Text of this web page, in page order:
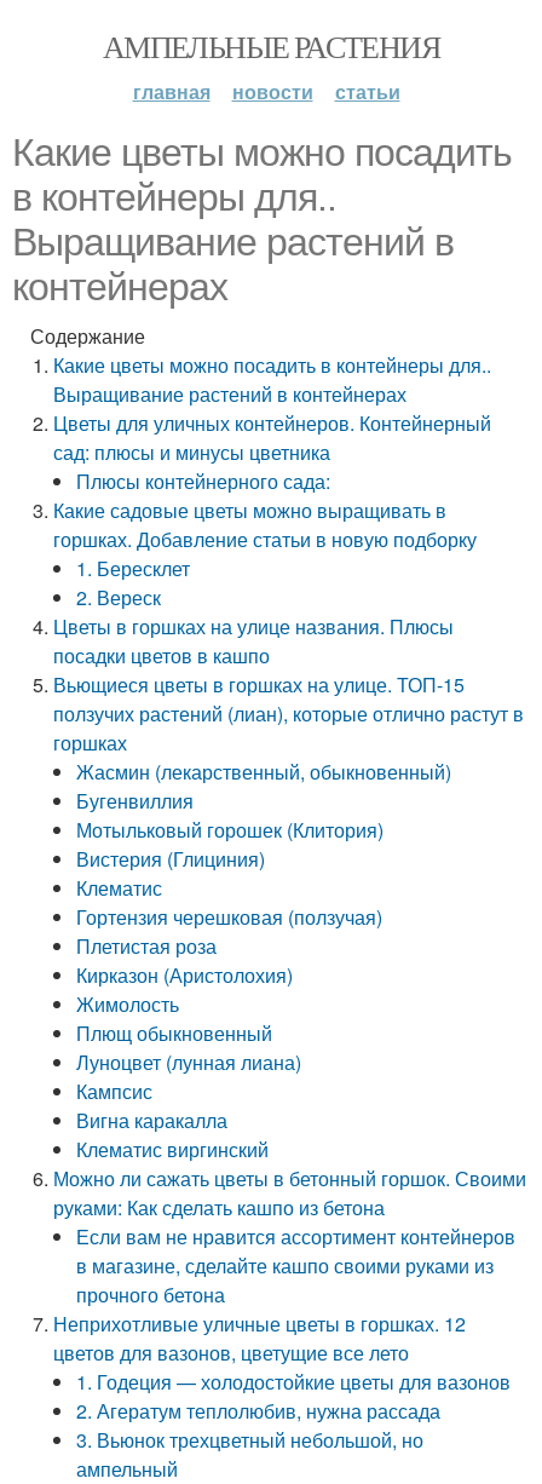
АМПЕЛЬНЫЕ РАСТЕНИЯ
главная новости статьи
Какие цветы можно посадить
в контейнеры для..
Выращивание растений в
контейнерах
Содержание
Какие цветы можно посадить в контейнеры для..
Выращивание растений в контейнерах
Цветы для уличных контейнеров. Контейнерный
сад: плюсы и минусы цветника
Плюсы контейнерного сада:
Какие садовые цветы можно выращивать в
горшках. Добавление статьи в новую подборку
1. Бересклет
2. Вереск
Цветы в горшках на улице названия. Плюсы
посадки цветов в кашпо
Вьющиеся цветы в горшках на улице. ТОП-15
ползучих растений (лиан), которые отлично растут в
горшках
Жасмин (лекарственный, обыкновенный)
Бугенвиллия
Мотыльковый горошек (Клитория)
Вистерия (Глициния)
Клематис
Гортензия черешковая (ползучая)
Плетистая роза
Кирказон (Аристолохия)
Жимолость
Плющ обыкновенный
Луноцвет (лунная лиана)
Кампсис
Вигна каракалла
Клематис виргинский
Можно ли сажать цветы в бетонный горшок. Своими
руками: Как сделать кашпо из бетона
Если вам не нравится ассортимент контейнеров
в магазине, сделайте кашпо своими руками из
прочного бетона
Неприхотливые уличные цветы в горшках. 12
цветов для вазонов, цветущие все лето
1. Годеция — холодостойкие цветы для вазонов
2. Агератум теплолюбив, нужна рассада
3. Вьюнок трехцветный небольшой, но
ампельный